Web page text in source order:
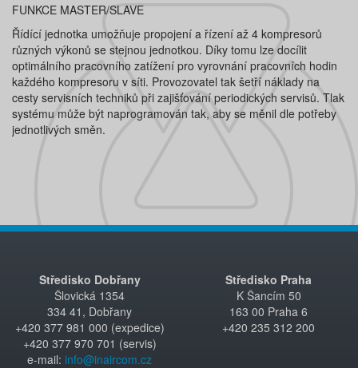
FUNKCE MASTER/SLAVE
Řídící jednotka umožňuje propojení a řízení až 4 kompresorů
různých výkonů se stejnou jednotkou. Díky tomu lze docílit
optimálního pracovního zatížení pro vyrovnání pracovních hodin
každého kompresoru v síti. Provozovatel tak šetří náklady na
cesty servisních techniků při zajišťování periodických servisů. Tlak
systému může být naprogramován tak, aby se měnil dle potřeby
jednotlivých směn.
Středisko Dobřany
Šlovická 1354
334 41, Dobřany
+420 377 981 000 (expedice)
+420 377 970 701 (servis)
e-mail: info@inaircom.cz
Středisko Praha
K Šancím 50
163 00 Praha 6
+420 235 312 200